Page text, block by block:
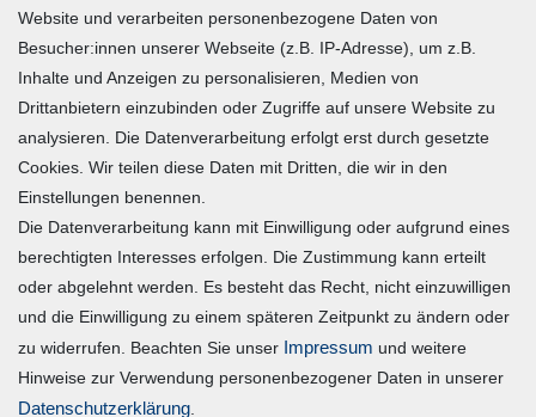
Zahlung und Versand
Widerrufsrecht
Warenkorb
Zur Kasse
Mein Konto
Registrieren
Login
Vertrag widerrufen
Unternehmen
Website und verarbeiten personenbezogene Daten von
Besucher:innen unserer Webseite (z.B. IP-Adresse), um z.B.
Inhalte und Anzeigen zu personalisieren, Medien von
Drittanbietern einzubinden oder Zugriffe auf unsere Website zu
analysieren. Die Datenverarbeitung erfolgt erst durch gesetzte
Cookies. Wir teilen diese Daten mit Dritten, die wir in den
Einstellungen benennen.
Die Datenverarbeitung kann mit Einwilligung oder aufgrund eines
berechtigten Interesses erfolgen. Die Zustimmung kann erteilt
oder abgelehnt werden. Es besteht das Recht, nicht einzuwilligen
und die Einwilligung zu einem späteren Zeitpunkt zu ändern oder
zu widerrufen. Beachten Sie unser Impressum und weitere
Hinweise zur Verwendung personenbezogener Daten in unserer
Daten­schutz­erklärung